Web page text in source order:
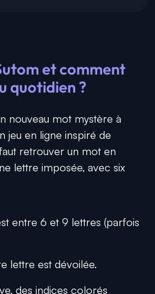
et comment
quotidien ?
nouveau mot mystère à
jeu en ligne inspiré de
retrouver un mot en
lettre imposée, avec six
entre 6 et 9 lettres (parfois
lettre est dévoilée.
des indices colorés